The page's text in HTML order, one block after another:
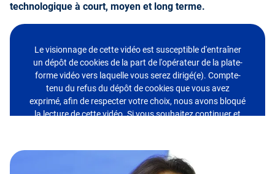
technologique à court, moyen et long terme.
Le visionnage de cette vidéo est susceptible d'entraîner
un dépôt de cookies de la part de l'opérateur de la plate-
forme vidéo vers laquelle vous serez dirigé(e). Compte-
tenu du refus du dépôt de cookies que vous avez
exprimé, afin de respecter votre choix, nous avons bloqué
la lecture de cette vidéo. Si vous souhaitez continuer et